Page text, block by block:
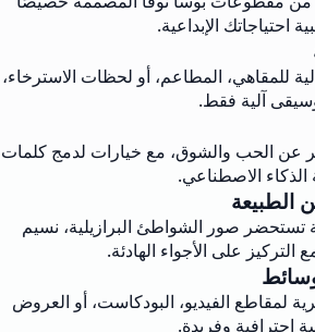
احتياجاتك الإبداعية.
للمقاهي، المطاعم، أو لحظات الاسترخاء،
آلية فقط.
عن الحب والشوق، مع خيارات لدمج كلمات
الذكاء الاصطناعي.
الطبيعة
صور الشواطئ البرازيلية، نسيم
على الأجواء الهادئة.
لمقاطع الفيديو، البودكاست، أو العروض
احترافية وفريدة.